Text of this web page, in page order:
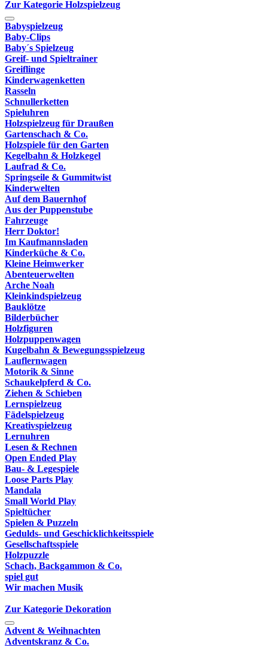
Zur Kategorie Holzspielzeug
Babyspielzeug
Baby-Clips
Baby´s Spielzeug
Greif- und Spieltrainer
Greiflinge
Kinderwagenketten
Rasseln
Schnullerketten
Spieluhren
Holzspielzeug für Draußen
Gartenschach & Co.
Holzspiele für den Garten
Kegelbahn & Holzkegel
Laufrad & Co.
Springseile & Gummitwist
Kinderwelten
Auf dem Bauernhof
Aus der Puppenstube
Fahrzeuge
Herr Doktor!
Im Kaufmannsladen
Kinderküche & Co.
Kleine Heimwerker
Abenteuerwelten
Arche Noah
Kleinkindspielzeug
Bauklötze
Bilderbücher
Holzfiguren
Holzpuppenwagen
Kugelbahn & Bewegungsspielzeug
Lauflernwagen
Motorik & Sinne
Schaukelpferd & Co.
Ziehen & Schieben
Lernspielzeug
Fädelspielzeug
Kreativspielzeug
Lernuhren
Lesen & Rechnen
Open Ended Play
Bau- & Legespiele
Loose Parts Play
Mandala
Small World Play
Spieltücher
Spielen & Puzzeln
Gedulds- und Geschicklichkeitsspiele
Gesellschaftsspiele
Holzpuzzle
Schach, Backgammon & Co.
spiel gut
Wir machen Musik
Zur Kategorie Dekoration
Advent & Weihnachten
Adventskranz & Co.